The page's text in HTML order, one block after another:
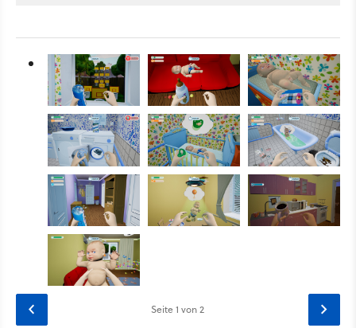
Seite1 von 2